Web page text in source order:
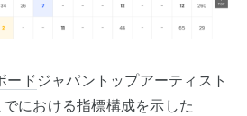
ード ジャパントップアーティスト
における指標構成を示した